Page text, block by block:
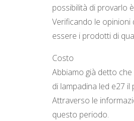
possibilità di provarlo
Verificando le
essere i prodotti di
Costo
Abbiamo già detto
di lampadina led e27
Attraverso le
questo periodo.